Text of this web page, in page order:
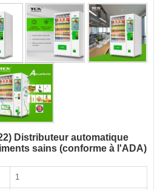
Distributeur automatique
sains (conforme à l'ADA)
1